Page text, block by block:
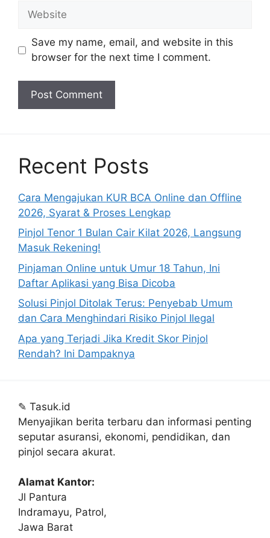
Website
Save my name, email, and website in this
browser for the next time I comment.
Recent Posts
Cara Mengajukan KUR BCA Online dan Offline
2026, Syarat & Proses Lengkap
Pinjol Tenor 1 Bulan Cair Kilat 2026, Langsung
Masuk Rekening!
Pinjaman Online untuk Umur 18 Tahun, Ini
Daftar Aplikasi yang Bisa Dicoba
Solusi Pinjol Ditolak Terus: Penyebab Umum
dan Cara Menghindari Risiko Pinjol Ilegal
Apa yang Terjadi Jika Kredit Skor Pinjol
Rendah? Ini Dampaknya
✎ Tasuk.id
Menyajikan berita terbaru dan informasi penting
seputar asuransi, ekonomi, pendidikan, dan
pinjol secara akurat.
Alamat Kantor:
Jl Pantura
Indramayu, Patrol,
Jawa Barat